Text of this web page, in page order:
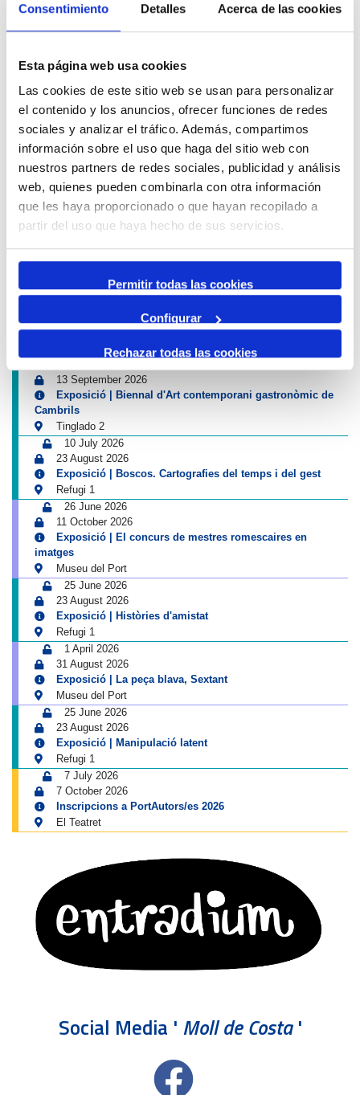
Consentimiento Detalles Acerca de las cookies
Esta página web usa cookies
Las cookies de este sitio web se usan para personalizar
el contenido y los anuncios, ofrecer funciones de redes
sociales y analizar el tráfico. Además, compartimos
información sobre el uso que haga del sitio web con
nuestros partners de redes sociales, publicidad y análisis
web, quienes pueden combinarla con otra información
que les haya proporcionado o que hayan recopilado a
partir del uso que haya hecho de sus servicios.
Permitir todas las cookies
Configurar
Rechazar todas las cookies
Port & City
THE DISSEMINATION
Traffic warning
12 August 2026
01:00
Tancament accés Km 0| Eclipsi solar
Next cultural events of Port & City
13 September 2026
Exposició | Biennal d'Art contemporani gastronòmic de
Cambrils
Tinglado 2
10 July 2026
23 August 2026
Exposició | Boscos. Cartografies del temps i del gest
Refugi 1
26 June 2026
11 October 2026
Exposició | El concurs de mestres romescaires en
imatges
Museu del Port
25 June 2026
23 August 2026
Exposició | Històries d'amistat
Refugi 1
1 April 2026
31 August 2026
Exposició | La peça blava, Sextant
Museu del Port
25 June 2026
23 August 2026
Exposició | Manipulació latent
Refugi 1
7 July 2026
7 October 2026
Inscripcions a PortAutors/es 2026
El Teatret
Social Media ' Moll de Costa'